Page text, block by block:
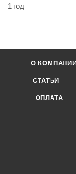
1 год
О КОМПАНИИ
СТАТЬИ
ОПЛАТА